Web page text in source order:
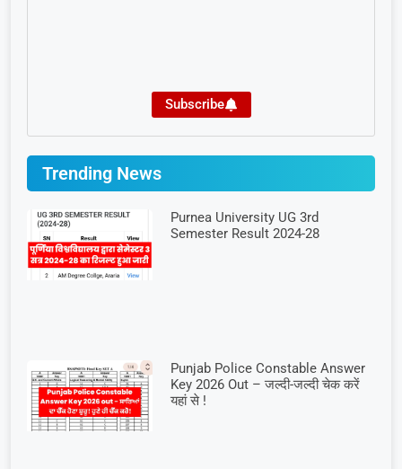
Subscribe
Trending News
Purnea University UG 3rd
Semester Result 2024-28
Punjab Police Constable Answer
Key 2026 Out – जल्दी-जल्दी चेक करें
यहां से !